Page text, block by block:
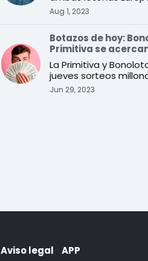
buena opción para
Aug 1, 2023
Botazos de hoy:
Primitiva se
sus premios récord
La Primitiva y
jueves sorteos
puedes perder
Jun 29, 2023
Aviso legal APP